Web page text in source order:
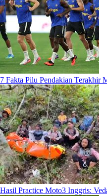
7 Fakta Pilu Pendakian Terakhir
Hasil Practice Moto3 Inggris: